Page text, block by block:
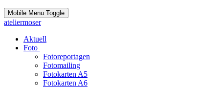
Mobile Menu Toggle
ateliermoser
Aktuell
Foto
Fotoreportagen
Fotomailing
Fotokarten A5
Fotokarten A6